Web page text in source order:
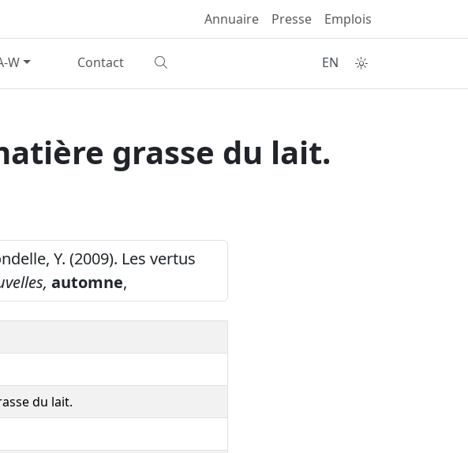
Annuaire Presse Emplois
W Contact EN
grasse du lait.
Y. (2009). Les vertus
automne,
du lait.